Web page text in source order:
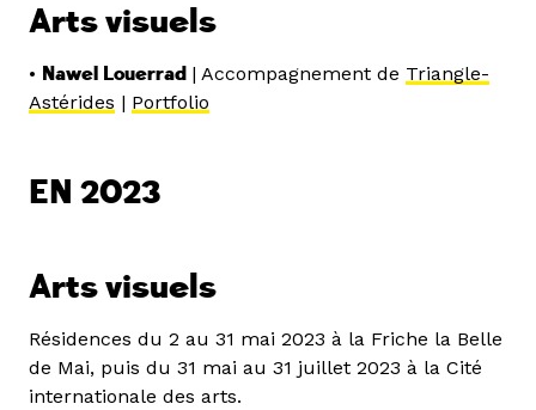
Arts visuels
• Nawel Louerrad | Accompagnement de Triangle-
Astérides | Portfolio
EN 2023
Arts visuels
Résidences du 2 au 31 mai 2023 à la Friche la Belle
de Mai, puis du 31 mai au 31 juillet 2023 à la Cité
internationale des arts.